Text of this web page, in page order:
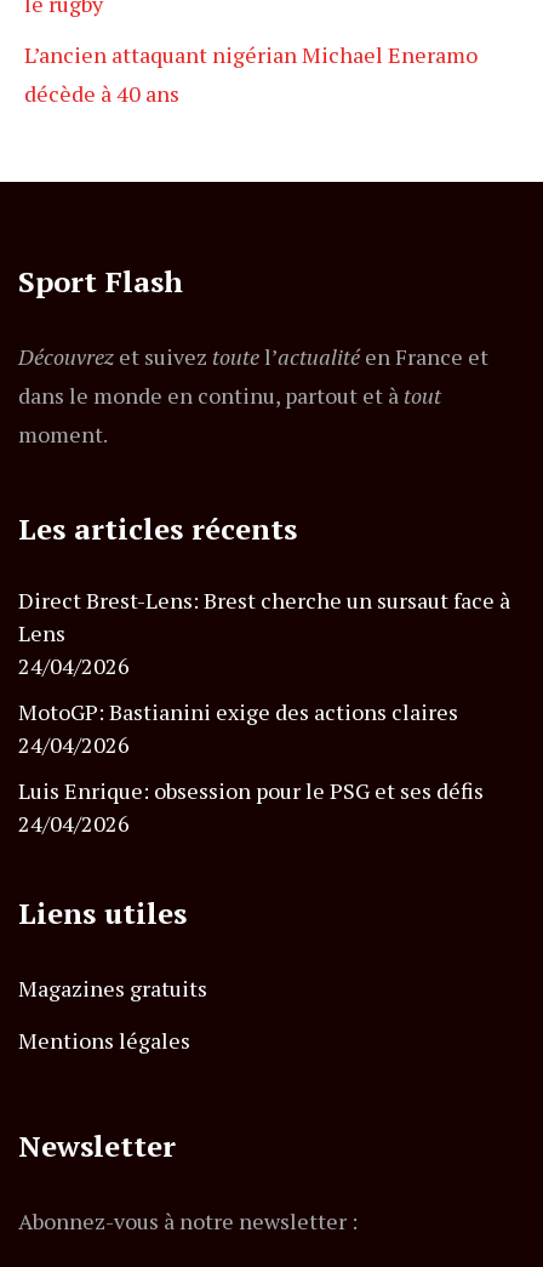
L’ancien attaquant nigérian Michael Eneramo
décède à 40 ans
Sport Flash
Découvrez et suivez toutel’actualitéen France et
dans le monde en continu, partout et à tout
moment.
Les articles récents
Direct Brest-Lens: Brest cherche un sursaut face à
Lens
24/04/2026
MotoGP: Bastianini exige des actions claires
24/04/2026
Luis Enrique: obsession pour le PSG et ses défis
24/04/2026
Liens utiles
Magazines gratuits
Mentions légales
Newsletter
Abonnez-vous à notre newsletter :